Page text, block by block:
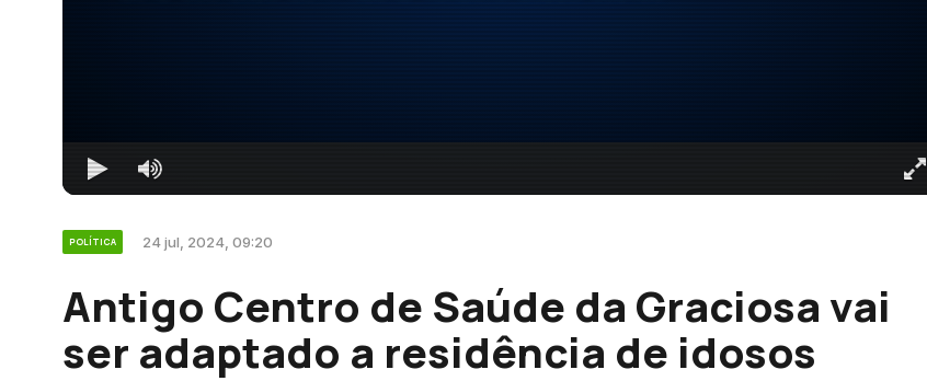
POLÍTICA 24 jul, 2024, 09:20
Antigo Centro de Saúde da Graciosa vai
ser adaptado a residência de idosos